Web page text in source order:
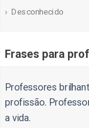
Desconhecido
Frases para
Professores
profissão.
a vida.